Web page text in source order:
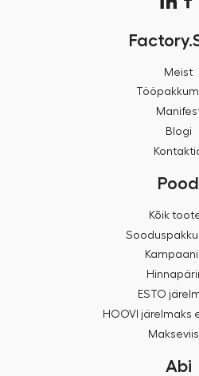
Meist
Blogi
Pood
Kõik
ESTO
HOOVI järelmaks
Abi